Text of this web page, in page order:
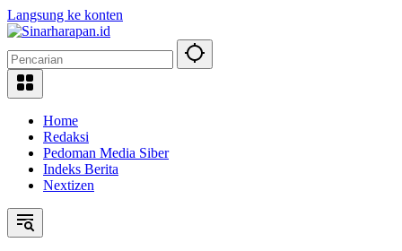
Langsung ke konten
Home
Redaksi
Pedoman Media Siber
Indeks Berita
Nextizen